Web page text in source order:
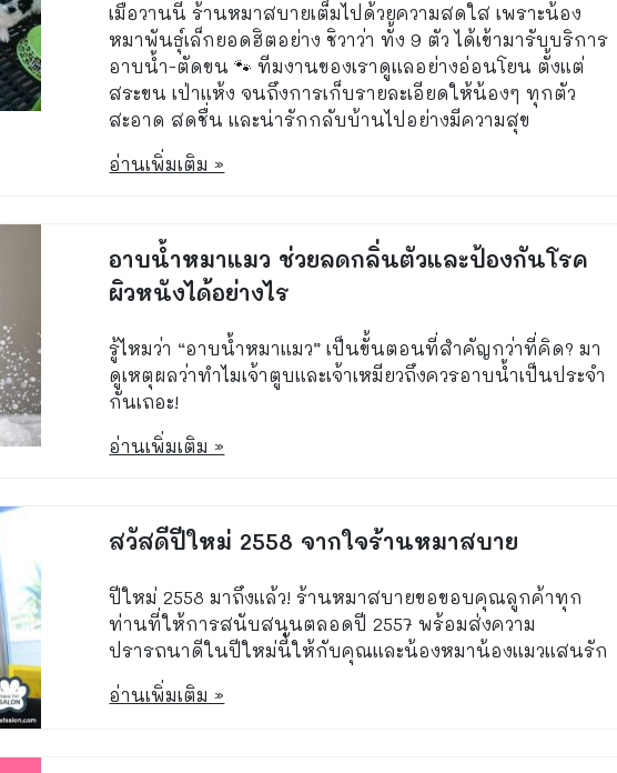
เมื่อวานนี้ ร้านหมาสบายเต็มไปด้วยความสดใส เพราะน้อง
หมาพันธุ์เล็กยอดฮิตอย่าง ชิวาว่า ทั้ง 9 ตัว ได้เข้ามารับบริการ
อาบน้ำ-ตัดขน 🐾 ทีมงานของเราดูแลอย่างอ่อนโยน ตั้งแต่
สระขน เป่าแห้ง จนถึงการเก็บรายละเอียดให้น้องๆ ทุกตัว
สะอาด สดชื่น และน่ารักกลับบ้านไปอย่างมีความสุข
อ่านเพิ่มเติม »
อาบน้ำหมาแมว ช่วยลดกลิ่นตัวและป้องกันโรค
ผิวหนังได้อย่างไร
รู้ไหมว่า “อาบน้ำหมาแมว” เป็นขั้นตอนที่สำคัญกว่าที่คิด? มา
ดูเหตุผลว่าทำไมเจ้าตูบและเจ้าเหมียวถึงควรอาบน้ำเป็นประจำ
กันเถอะ!
อ่านเพิ่มเติม »
สวัสดีปีใหม่ 2558 จากใจร้านหมาสบาย
ปีใหม่ 2558 มาถึงแล้ว! ร้านหมาสบายขอขอบคุณลูกค้าทุก
ท่านที่ให้การสนับสนุนตลอดปี 2557 พร้อมส่งความ
ปรารถนาดีในปีใหม่นี้ให้กับคุณและน้องหมาน้องแมวแสนรัก
อ่านเพิ่มเติม »